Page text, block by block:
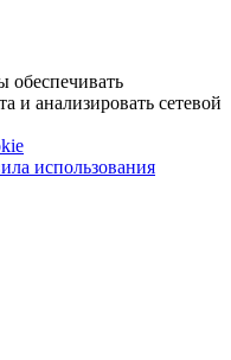
и анализировать сетевой
использования